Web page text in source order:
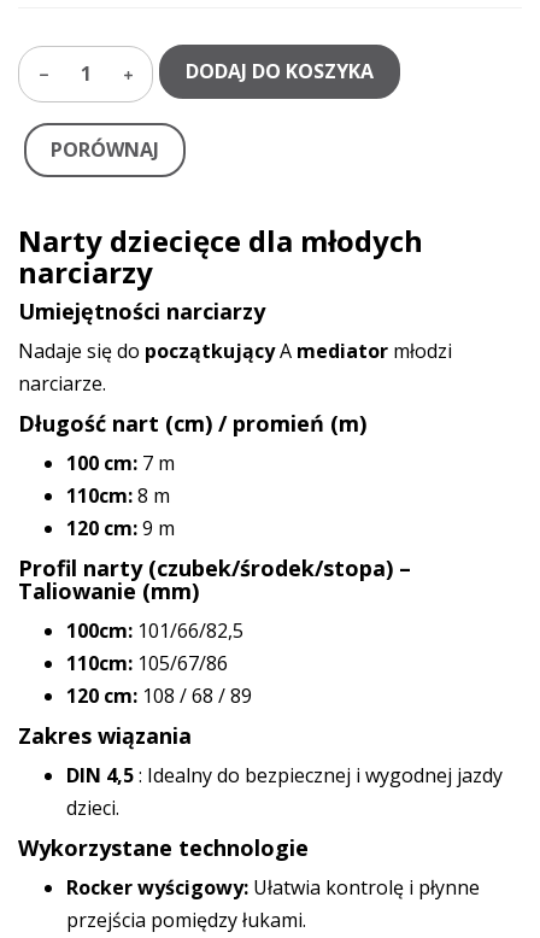
1 DODAJ DO KOSZYKA
PORÓWNAJ
Narty dziecięce dla młodych
narciarzy
Umiejętności narciarzy
Nadaje się do początkującyA mediator młodzi
narciarze.
Długość nart (cm) / promień (m)
100 cm: 7 m
110cm:8 m
120 cm:9 m
Profil narty (czubek/środek/stopa) –
Taliowanie (mm)
100cm: 101/66/82,5
110cm: 105/67/86
120 cm: 108 / 68 / 89
Zakres wiązania
DIN 4,5: Idealny do bezpiecznej i wygodnej jazdy
dzieci.
Wykorzystane technologie
Rocker wyścigowy: Ułatwia kontrolę i płynne
przejścia pomiędzy łukami.